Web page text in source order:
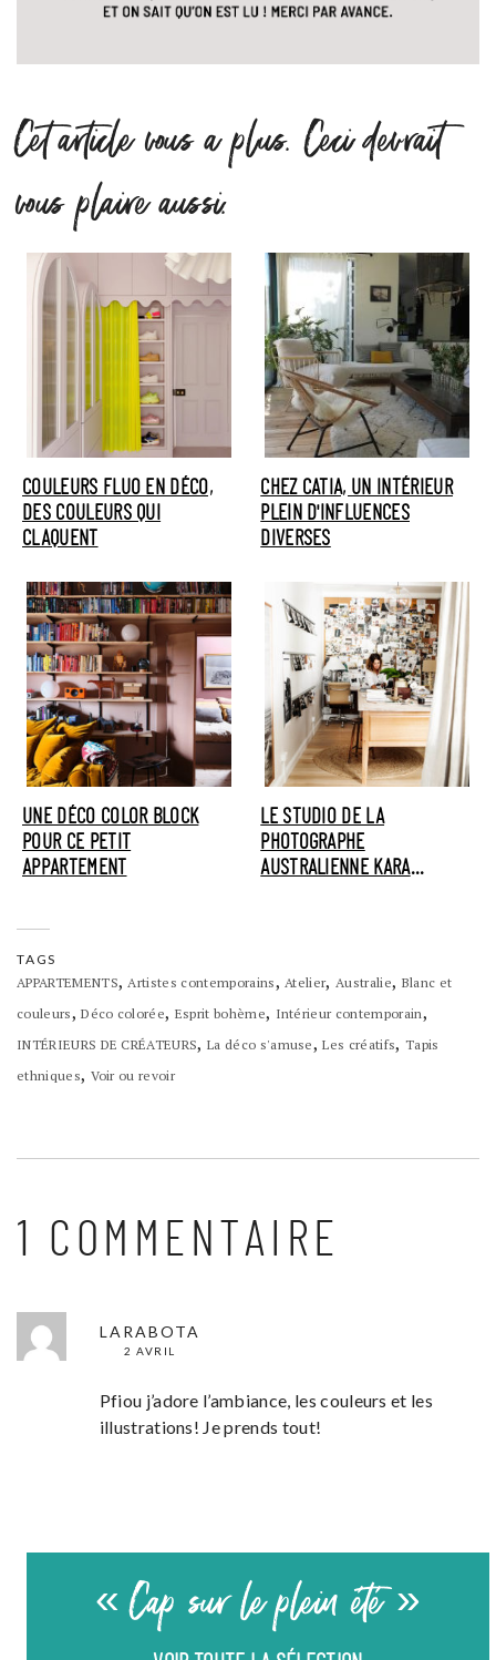
Cet article vous a plus. Ceci devrait
vous plaire aussi.
COULEURS FLUO EN DÉCO,
DES COULEURS QUI
CLAQUENT
CHEZ CATIA, UN INTÉRIEUR
PLEIN D'INFLUENCES
DIVERSES
UNE DÉCO COLOR BLOCK
POUR CE PETIT
APPARTEMENT
LE STUDIO DE LA
PHOTOGRAPHE
AUSTRALIENNE KARA
TAGS
APPARTEMENTS,Artistes contemporains,Atelier,Australie, Blanc et
couleurs,Déco colorée, Esprit bohème, Intérieur contemporain,
INTÉRIEURS DE CRÉATEURS,La déco s'amuse,Les créatifs, Tapis
ethniques, Voir ou revoir
1 COMMENTAIRE
LARABOTA
2 AVRIL
Pfiou j’adore l’ambiance, les couleurs et les
illustrations! Je prends tout!
« Cap sur le plein été »